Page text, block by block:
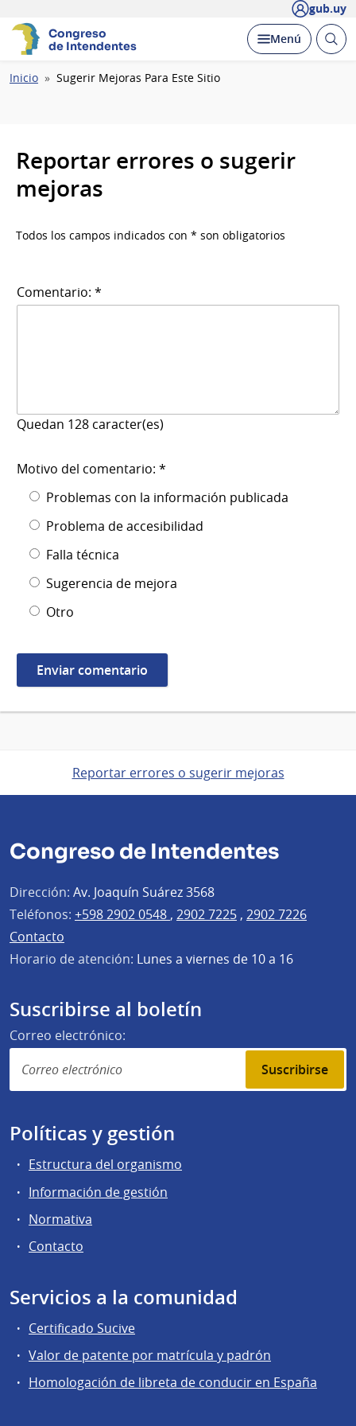
gub.uy
Congreso
de Intendentes
Desplegar
Menú Abrir
Ruta
Inicio Sugerir Mejoras Para Este Sitio
Reportar errores o sugerir
mejoras
Todos los campos indicados con * son obligatorios
Comentario: *
Quedan 128 caracter(es)
Motivo del comentario: *
Problemas con la información publicada
Problema de accesibilidad
Falla técnica
Sugerencia de mejora
Otro
Reportar errores o sugerir mejoras
Congreso de Intendentes
Dirección: Av. Joaquín Suárez 3568
Teléfonos: +598 2902 0548 , 2902 7225 , 2902 7226
Contacto
Horario de atención: Lunes a viernes de 10 a 16
Suscribirse al boletín
Correo electrónico:
Suscribirse
Políticas y gestión
Estructura del organismo
Información de gestión
Normativa
Contacto
Servicios a la comunidad
Certificado Sucive
Valor de patente por matrícula y padrón
Homologación de libreta de conducir en España